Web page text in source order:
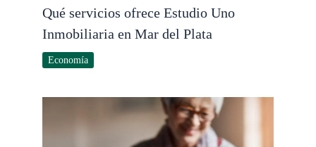
Qué servicios ofrece Estudio Uno
Inmobiliaria en Mar del Plata
Economía